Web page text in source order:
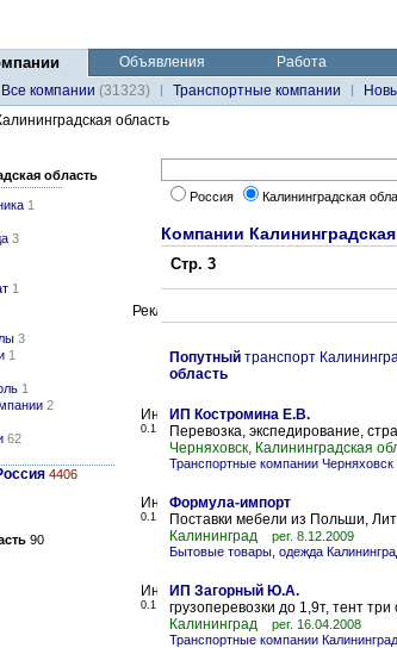
Объявления
Работа
Все компании (31323) Транспортные компании
область
область
1
3
1
3
1
1
2
62
4406
90
Россия Калининградская
Компании
Стр. 3
Попутный транспорт
область
0.1
ИП Костромина Е.В.
Перевозка, экспедирование,
Черняховск, Калининградская
Транспортные компании Черняховск
0.1
Формула-импорт
Поставки мебели из Польши,
Калининград
рег. 8.12.2009
Бытовые товары, одежда
0.1
ИП Загорный Ю.А.
грузоперевозки до 1,9т, тент
Калининград
рег. 16.04.2008
Транспортные компании Калининград